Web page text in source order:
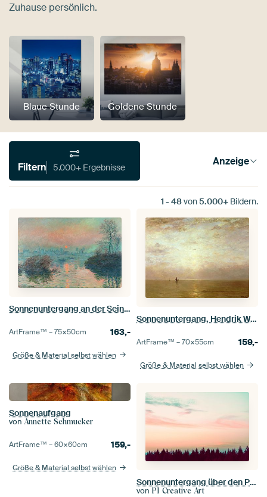
Zuhause persönlich.
Blaue Stunde Goldene Stunde
Filtern 5.000+ Ergebnisse Anzeige
1 - 48von5.000+ Bildern.
Sonnenuntergang an der Seine bei Lavacourt, Claude Monet
ArtFrame™ –75×50cm 163,-
Größe & Material selbst wählen
Sonnenuntergang, Hendrik Willem Mesdag
ArtFrame™ –70×55cm 159,-
Größe & Material selbst wählen
Sonnenaufgang
von Annette Schmucker
ArtFrame™ –60×60cm 159,-
Größe & Material selbst wählen
Sonnenuntergang über den Pines, Nature Magick
von PI Creative Art